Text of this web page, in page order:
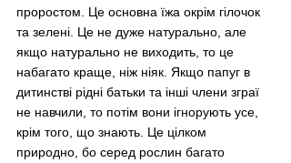
проростом. Це основна їжа окрім гілочок
та зелені. Це не дуже натурально, але
якщо натурально не виходить, то це
набагато краще, ніж ніяк. Якщо папуг в
дитинстві рідні батьки та інші члени зграї
не навчили, то потім вони ігнорують усе,
крім того, що знають. Це цілком
природно, бо серед рослин багато